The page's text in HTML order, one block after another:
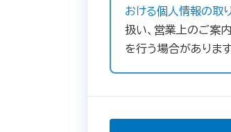
おける個人情報の取
扱い、営業上のご案内
を行う場合があります